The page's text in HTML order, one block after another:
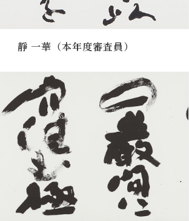
靜 一華（本年度審査員）